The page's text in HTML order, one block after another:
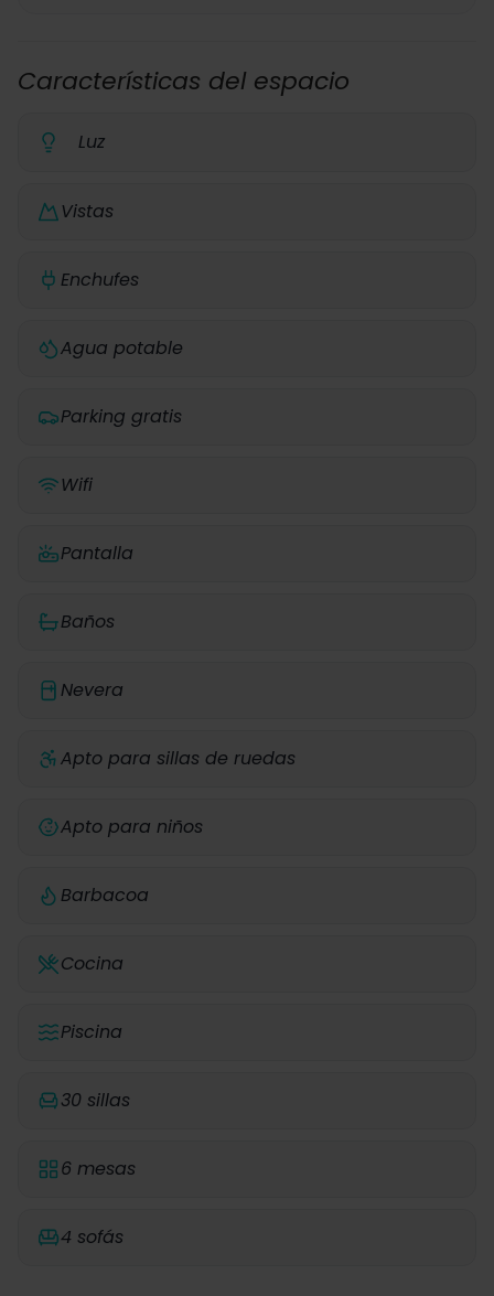
Características del espacio
Luz
Vistas
Enchufes
Agua potable
Parking gratis
Wifi
Pantalla
Baños
Nevera
Apto para sillas de ruedas
Apto para niños
Barbacoa
Cocina
Piscina
30 sillas
6 mesas
4 sofás